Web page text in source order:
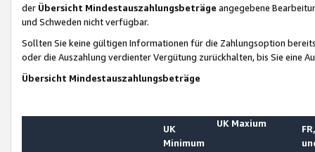
der Übersicht Mindestauszahlungsbeträge angegebene
und Schweden nicht verfügbar.
Sollten Sie keine gültigen Informationen für die Zahlungsoption
oder die Auszahlung verdienter Vergütung zurückhalten, bis Sie
Übersicht Mindestauszahlungsbeträge
UK
Minimum
UK Maxium